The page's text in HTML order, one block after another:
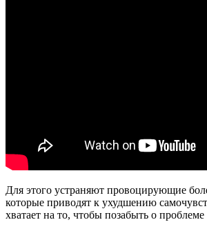
Для этого устраняют провоцирующие
которые приводят к ухудшению
хватает на то, чтобы позабыть о проблеме